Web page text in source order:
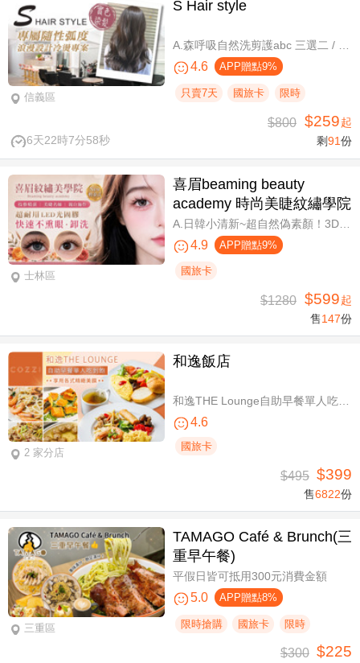
信義區
S Hair style
4.6 APP贈點9%
只賣7天 國旅卡 限時
6天22時7分57秒
$800 $259起
剩91份
士林區
喜眉beaming beauty
academy 時尚美睫紋繡學院
4.9 APP贈點9%
國旅卡
$1280 $599起
售147份
2 家分店
和逸飯店
4.6
國旅卡
$495 $399
售6822份
三重區
TAMAGO Café & Brunch(三
重早午餐)
平假日皆可抵用300元消費金額
5.0 APP贈點8%
限時搶購 國旅卡 限時
$300 $225